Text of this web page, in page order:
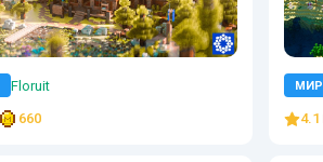
Floruit
660
МИР
4.1